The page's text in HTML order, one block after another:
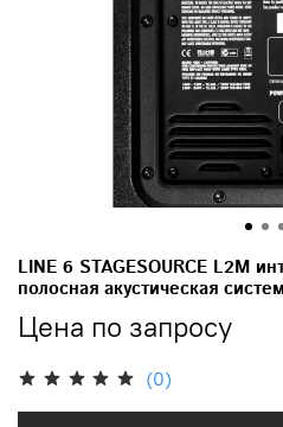
(0)
LINE 6 STAGESOURCE L2M
полосная акустическая
Цена по запросу